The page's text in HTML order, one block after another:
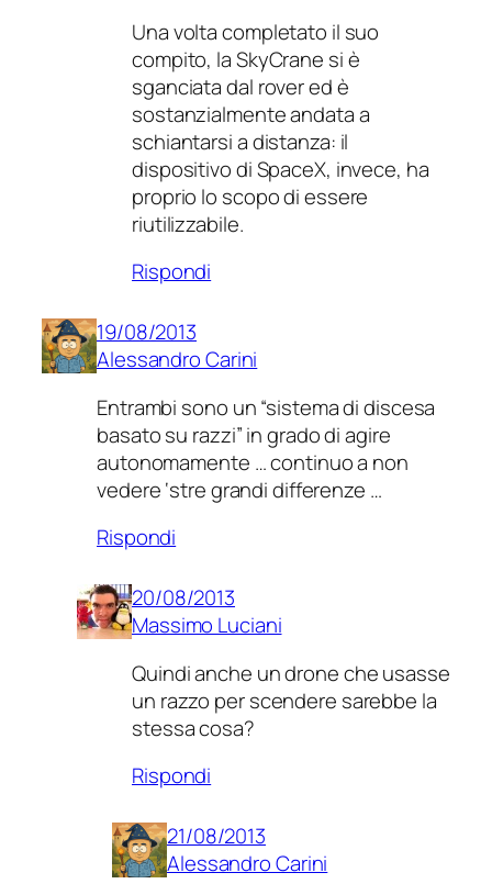
Una volta completato il suo
compito, la SkyCrane si è
sganciata dal rover ed è
sostanzialmente andata a
schiantarsi a distanza: il
dispositivo di SpaceX, invece, ha
proprio lo scopo di essere
riutilizzabile.
Rispondi
19/08/2013
Alessandro Carini
Entrambi sono un “sistema di discesa
basato su razzi” in grado di agire
autonomamente … continuo a non
vedere ‘stre grandi differenze …
Rispondi
20/08/2013
Massimo Luciani
Quindi anche un drone che usasse
un razzo per scendere sarebbe la
stessa cosa?
Rispondi
21/08/2013
Alessandro Carini